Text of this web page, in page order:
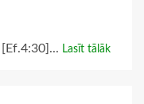
Lasīt tālāk